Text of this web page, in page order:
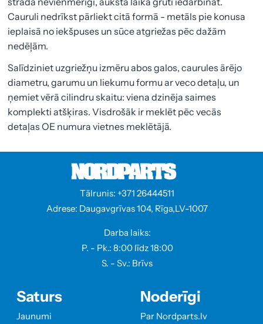
Cauruli nedrīkst pārliekt citā formā - metāls pie konusa
ieplaisā no iekšpuses un sūce atgriežas pēc dažām
nedēļām.
Salīdziniet uzgriežņu izmēru abos galos, caurules ārējo
diametru, garumu un liekumu formu ar veco detaļu, un
ņemiet vērā cilindru skaitu: viena dzinēja saimes
komplekti atšķiras. Visdrošāk ir meklēt pēc vecās
detaļas OE numura vietnes meklētājā.
Tālrunis: +371 26444511
Adrese: Daugavgrīvas 104, Rīga,LV-1007
Darba laiks:
P. - Pk.: 8:00 līdz 18:00
S. - Sv.: Brīvs
Saturs
Jaunumi
Noderīgi
Par Nordparts.lv